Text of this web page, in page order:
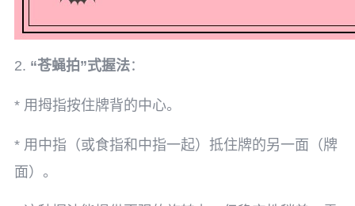
2. “苍蝇拍”式握法：
* 用拇指按住牌背的中心。
* 用中指（或食指和中指一起）抵住牌的另一面（牌
面）。